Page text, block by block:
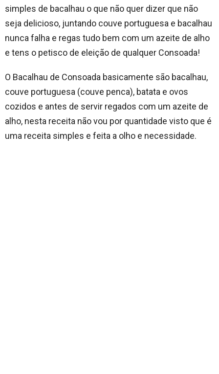
simples de bacalhau o que não quer dizer que não
seja delicioso, juntando couve portuguesa e bacalhau
nunca falha e regas tudo bem com um azeite de alho
e tens o petisco de eleição de qualquer Consoada!
O Bacalhau de Consoada basicamente são bacalhau,
couve portuguesa (couve penca), batata e ovos
cozidos e antes de servir regados com um azeite de
alho, nesta receita não vou por quantidade visto que é
uma receita simples e feita a olho e necessidade.